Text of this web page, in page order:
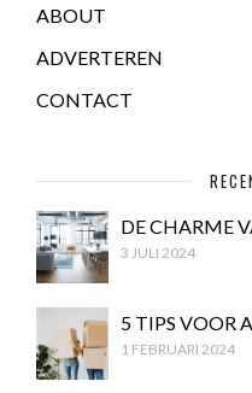
ABOUT
ADVERTEREN
CONTACT
DE CHARME
3 JULI 2024
5 TIPS VOOR
1 FEBRUARI 2024